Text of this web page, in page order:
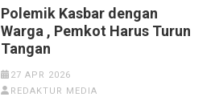
Polemik Kasbar dengan
Warga , Pemkot Harus Turun
Tangan
27 APR 2026
REDAKTUR MEDIA